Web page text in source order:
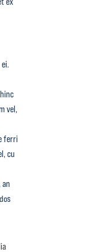
vel,
ferri
cu